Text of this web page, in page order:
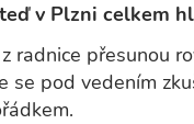
v Plzni celkem
radnice přesunou
se pod vedením